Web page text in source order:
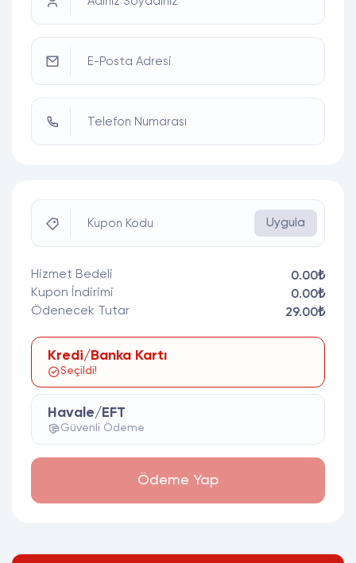
E-Posta Adresi
Telefon Numarası
Kupon Kodu Uygula
Hizmet Bedeli
0.00₺
Kupon İndirimi
0.00₺
Ödenecek Tutar
29.00₺
Kredi/Banka Kartı
Seçildi!
Havale/EFT
Güvenli Ödeme
Ödeme Yap